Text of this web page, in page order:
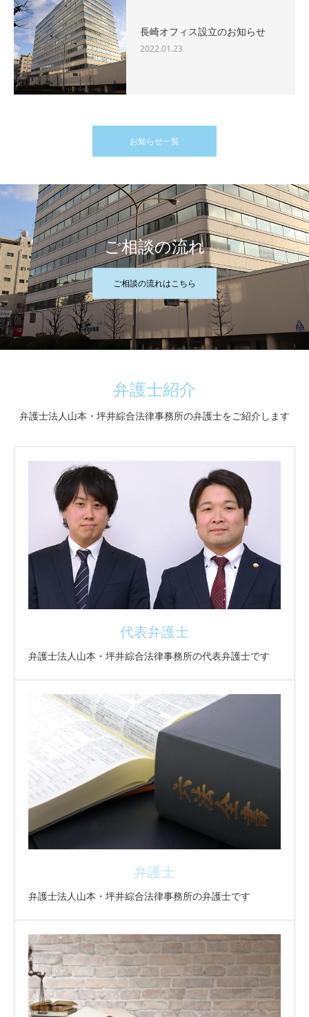
長崎オフィス設立のお知らせ
2022.01.23
お知らせ一覧
ご相談の流れ
ご相談の流れはこちら
弁護士紹介
弁護士法人山本・坪井綜合法律事務所の弁護士をご紹介します
代表弁護士
弁護士法人山本・坪井綜合法律事務所の代表弁護士です
弁護士
弁護士法人山本・坪井綜合法律事務所の弁護士です